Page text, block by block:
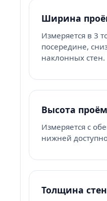
Ширина
Измеряется в 3
посередине,
наклонных стен.
Высота
Измеряется с
нижней
Толщина